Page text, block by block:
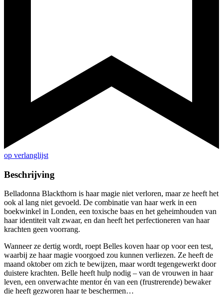
op verlanglijst
Beschrijving
Belladonna Blackthorn is haar magie niet verloren, maar ze heeft het
ook al lang niet gevoeld. De combinatie van haar werk in een
boekwinkel in Londen, een toxische baas en het geheimhouden van
haar identiteit valt zwaar, en dan heeft het perfectioneren van haar
krachten geen voorrang.
Wanneer ze dertig wordt, roept Belles koven haar op voor een test,
waarbij ze haar magie voorgoed zou kunnen verliezen. Ze heeft de
maand oktober om zich te bewijzen, maar wordt tegengewerkt door
duistere krachten. Belle heeft hulp nodig – van de vrouwen in haar
leven, een onverwachte mentor én van een (frustrerende) bewaker
die heeft gezworen haar te beschermen…